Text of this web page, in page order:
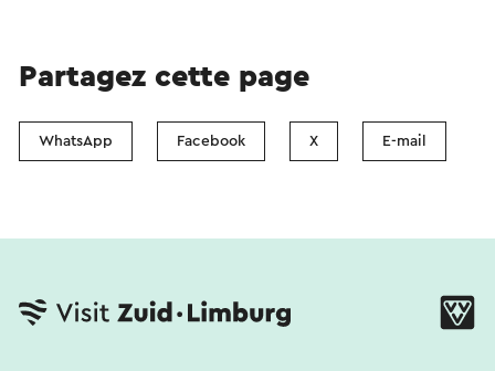
Partagez cette page
WhatsApp Facebook X E-mail